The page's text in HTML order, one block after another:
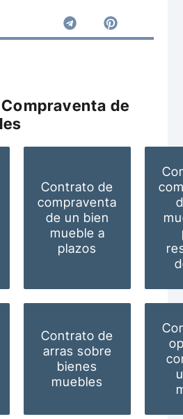
Compraventa de
Contrato de
compraventa
de un bien
mueble a
plazos
Contrato de
arras sobre
bienes
muebles